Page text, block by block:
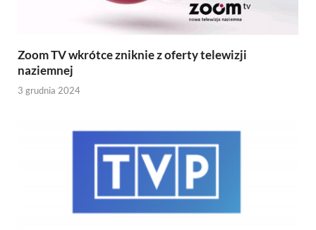
Zoom TV wkrótce zniknie z oferty telewizji
naziemnej
3 grudnia 2024